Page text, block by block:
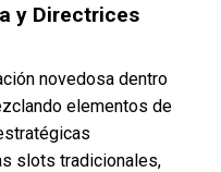
y Directrices
novedosa dentro
elementos de
slots tradicionales,